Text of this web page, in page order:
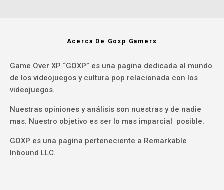
Acerca De Goxp Gamers
Game Over XP “GOXP” es una pagina dedicada al mundo
de los videojuegos y cultura pop relacionada con los
videojuegos.
Nuestras opiniones y análisis son nuestras y de nadie
mas. Nuestro objetivo es ser lo mas imparcial posible.
GOXP es una pagina perteneciente a Remarkable
Inbound LLC.